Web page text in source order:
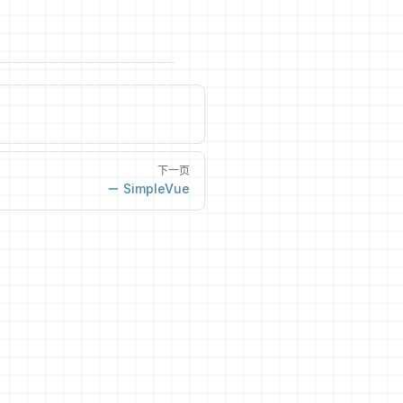
下一页
SimpleVue